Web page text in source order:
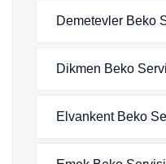
Demetevler Beko
Dikmen Beko
Elvankent Beko